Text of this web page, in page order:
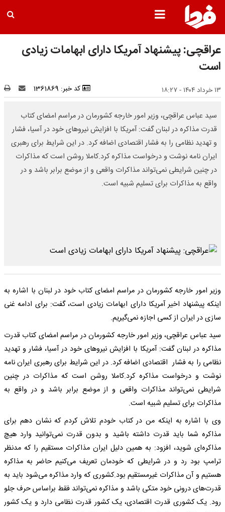
عراقچی: پیشنهاد آمریکا دارای ابهامات زیادی
است
۱۳ خرداد ۱۴۰۴ - ۱۸:۲۷ کد خبر: 1361869
سید عباس عراقچی، وزیر امور خارجه کشورمان در مراسم امضای کتاب
قدرت مذاکره در لبنان گفت: آمریکا با افزایش نیروهای خود در آسیا، فشار
و تهدید نظامی را به فشار اقتصادی اضافه کرد. در این شرایط برای رهبری
ایران نامه نوشت و درخواست مذاکره کرد.کاملا روشن است که مذاکرات
در چنین شرایطی نمی‌تواند مذاکرات واقعی و از موضع برابر باشد و در
واقع به مذاکرات برای تسلیم شبیه است.
وزیر امور خارجه کشورمان در مراسم امضای کتاب خود در لبنان با اشاره به
اینکه پیشنهاد اخیر آمریکا دارای ابهامات زیادی است، گفت: برای ادامه غنی
سازی در ایران از کسی اجازه نمی‌گیریم.
سید عباس عراقچی، وزیر امور خارجه کشورمان در مراسم امضای کتاب قدرت
مذاکره در لبنان گفت: آمریکا با افزایش نیروهای خود در آسیا، فشار و تهدید
نظامی را به فشار اقتصادی اضافه کرد. در این شرایط برای رهبری ایران نامه
نوشت و درخواست مذاکره کرد.کاملا روشن است که مذاکرات در چنین
شرایطی نمی‌تواند مذاکرات واقعی و از موضع برابر باشد و در واقع به
مذاکرات برای تسلیم شبیه است.
وی با اشاره به اینکه من در کتاب خودم تلاش کردم که نشان دهم برای
مذاکره شما باید قدرت داشته باشید و بدون قدرت نمی‌توانید وارد هیچ
مذاکره‌ای شوید، افزود: به همین دلیل ایران مذاکرات مستقیم را که مدنظر
ترامپ بود رد و در شرایطی که خودمان تعریف می‌کنیم حاضر به مذاکره
هستیم و آن مذاکرات غیرمستقیم بود.کشوری که وارد مذاکره می‌شود باید به
قدرت‌های درونی خود متکی باشد و مذاکره نمی‌تواند فقط براساس حرف جلو
رود. یک کشوری قدرت اقتصادی، یک کشور قدرت نظامی دارد و یک کشور